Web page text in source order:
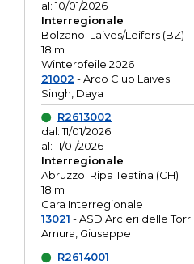
al: 10/01/2026
Interregionale
Bolzano: Laives/Leifers (BZ)
18 m
Winterpfeile 2026
21002 - Arco Club Laives
Singh, Daya
R2613002
dal: 11/01/2026
al: 11/01/2026
Interregionale
Abruzzo: Ripa Teatina (CH)
18 m
Gara Interregionale
13021 - ASD Arcieri delle Torri
Amura, Giuseppe
R2614001